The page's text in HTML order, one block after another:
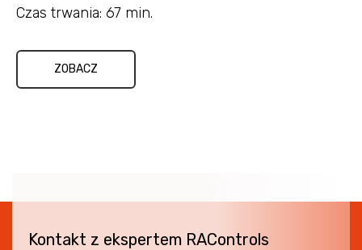
Czas trwania: 67 min.
ZOBACZ
Kontakt z ekspertem RAControls